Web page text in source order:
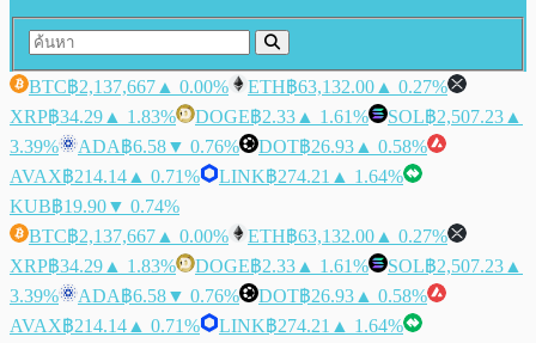
BTC฿2,137,667 ▲ 0.00% ETH฿63,132.00 ▲ 0.27%
XRP฿34.29 ▲ 1.83% DOGE฿2.33 ▲ 1.61% SOL฿2,507.23 ▲
3.39%
ADA฿6.58▼ 0.76% DOT฿26.93 ▲ 0.58%
AVAX฿214.14 ▲ 0.71% LINK฿274.21 ▲ 1.64%
KUB฿19.90▼ 0.74%
BTC฿2,137,667 ▲ 0.00% ETH฿63,132.00 ▲ 0.27%
XRP฿34.29 ▲ 1.83% DOGE฿2.33 ▲ 1.61% SOL฿2,507.23 ▲
3.39%
ADA฿6.58▼ 0.76% DOT฿26.93 ▲ 0.58%
AVAX฿214.14 ▲ 0.71% LINK฿274.21 ▲ 1.64%